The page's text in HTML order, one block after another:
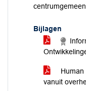
Bijlagen
vanuit